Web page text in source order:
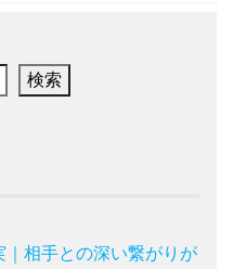
検索
相手との深い繋がりが